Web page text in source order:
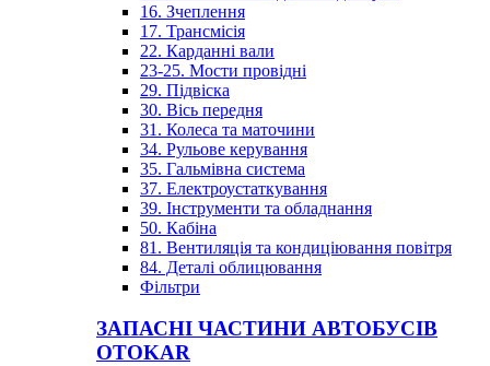
16. Зчеплення
17. Трансмісія
22. Карданні вали
23-25. Мости провідні
29. Підвіска
30. Вісь передня
31. Колеса та маточини
34. Рульове керування
35. Гальмівна система
37. Електроустаткування
39. Інструменти та обладнання
50. Кабіна
81. Вентиляція та кондиціювання повітря
84. Деталі облицювання
Фільтри
ЗАПАСНІ ЧАСТИНИ АВТОБУСІВ
OTOKAR